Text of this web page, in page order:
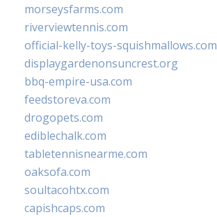
morseysfarms.com
riverviewtennis.com
official-kelly-toys-squishmallows.com
displaygardenonsuncrest.org
bbq-empire-usa.com
feedstoreva.com
drogopets.com
ediblechalk.com
tabletennisnearme.com
oaksofa.com
soultacohtx.com
capishcaps.com